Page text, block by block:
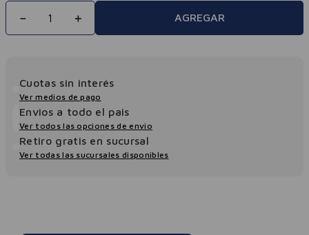
＋
－ AGREGAR
Cuotas sin interés
Ver medios de pago
Envios a todo el pais
Ver todos las opciones de envio
Retiro gratis en sucursal
Ver todas las sucursales disponibles